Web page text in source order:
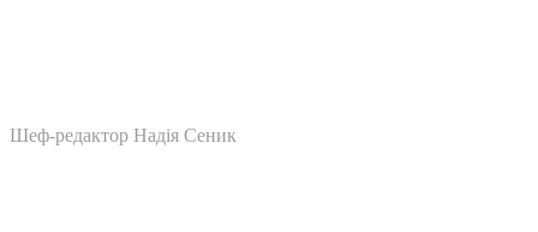
Шеф-редактор Надія Сеник